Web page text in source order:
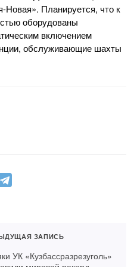
Планируется, что к
оборудованы
включением
обслуживающие шахты
ЗАПИСЬ
УК «Кузбассразрезуголь»